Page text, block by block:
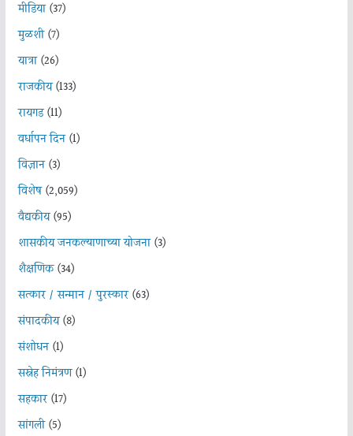
मीडिया(37)
मुळशी(7)
यात्रा(26)
राजकीय(133)
रायगड(11)
वर्धापन दिन(1)
विज्ञान(3)
विशेष(2,059)
वैद्यकीय(95)
शासकीय जनकल्याणाच्या योजना(3)
शैक्षणिक(34)
सत्कार / सन्मान / पुरस्कार(63)
संपादकीय(8)
संशोधन(1)
सस्नेह निमंत्रण(1)
सहकार(17)
सांगली(5)